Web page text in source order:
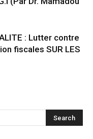
: Lutter contre
fiscales SUR LES